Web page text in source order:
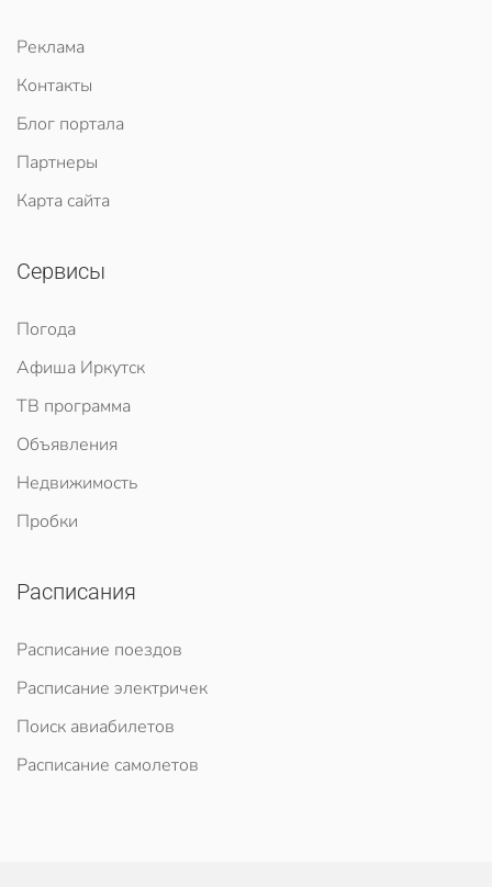
Реклама
Контакты
Блог портала
Партнеры
Карта сайта
Сервисы
Погода
Афиша Иркутск
ТВ программа
Объявления
Недвижимость
Пробки
Расписания
Расписание поездов
Расписание электричек
Поиск авиабилетов
Расписание самолетов